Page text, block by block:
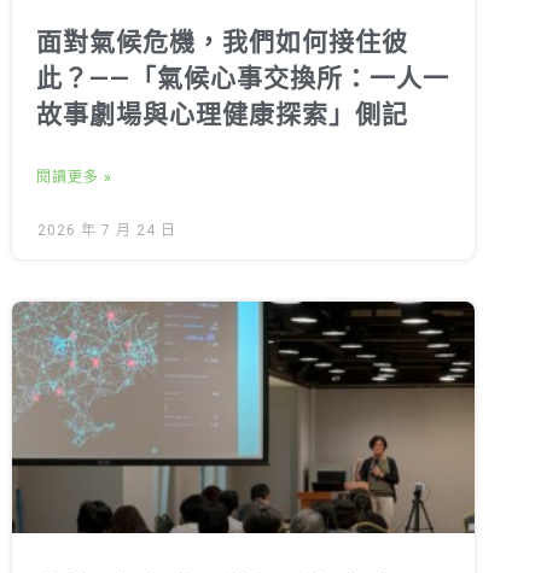
面對氣候危機，我們如何接住彼
此？——「氣候心事交換所：一人一
故事劇場與心理健康探索」側記
閱讀更多 »
2026 年 7 月 24 日